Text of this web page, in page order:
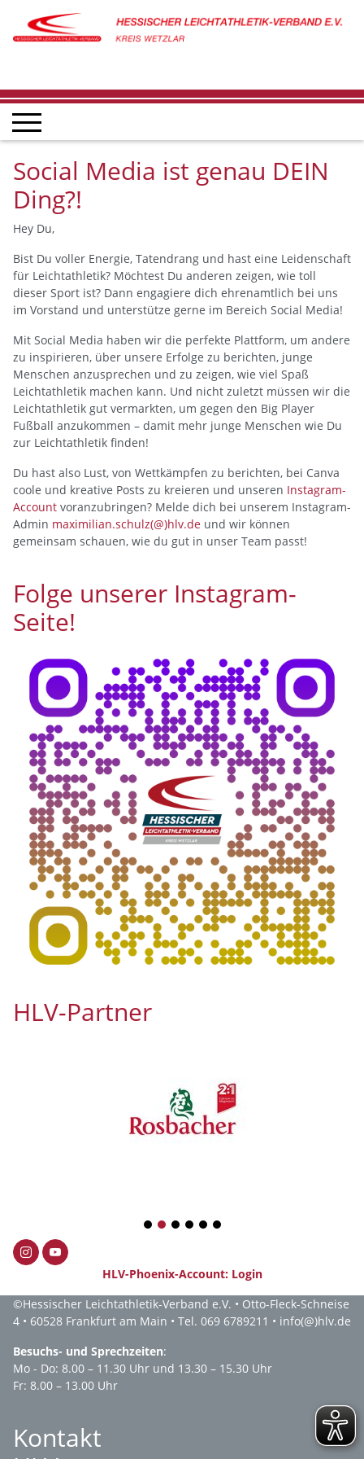
Social Media ist genau DEIN
Ding?!
Hey Du,
Bist Du voller Energie, Tatendrang und hast eine Leidenschaft
für Leichtathletik? Möchtest Du anderen zeigen, wie toll
dieser Sport ist? Dann engagiere dich ehrenamtlich bei uns
im Vorstand und unterstütze gerne im Bereich Social Media!
Mit Social Media haben wir die perfekte Plattform, um andere
zu inspirieren, über unsere Erfolge zu berichten, junge
Menschen anzusprechen und zu zeigen, wie viel Spaß
Leichtathletik machen kann. Und nicht zuletzt müssen wir die
Leichtathletik gut vermarkten, um gegen den Big Player
Fußball anzukommen – damit mehr junge Menschen wie Du
zur Leichtathletik finden!
Du hast also Lust, von Wettkämpfen zu berichten, bei Canva
coole und kreative Posts zu kreieren und unseren Instagram-
Account voranzubringen? Melde dich bei unserem Instagram-
Admin maximilian.schulz(@)hlv.de und wir können
gemeinsam schauen, wie du gut in unser Team passt!
Folge unserer Instagram-
Seite!
HLV-Partner
1 2 3 4 5 6
HLV-Phoenix-Account: Login
©Hessischer Leichtathletik-Verband e.V. • Otto-Fleck-Schneise
4 • 60528 Frankfurt am Main • Tel. 069 6789211 • info(@)hlv.de
Besuchs- und Sprechzeiten:
Mo - Do: 8.00 – 11.30 Uhr und 13.30 – 15.30 Uhr
Fr: 8.00 – 13.00 Uhr
Kontakt